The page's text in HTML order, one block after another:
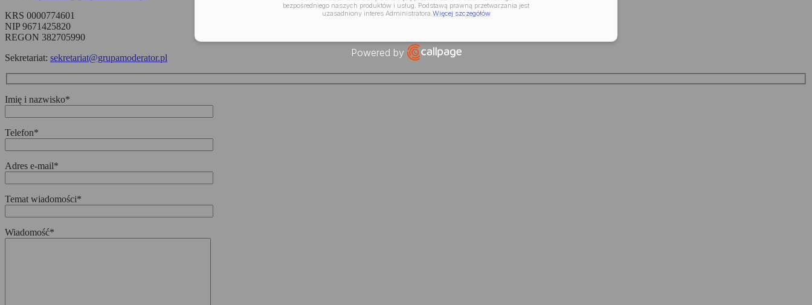
KRS 0000774601
NIP 9671425820
REGON 382705990
Sekretariat: sekretariat@grupamoderator.pl
Imię i nazwisko*
Telefon*
Adres e-mail*
Temat wiadomości*
Wiadomość*
bezpośredniego naszych produktów i usług. Podstawą prawną przetwarzania jest
uzasadniony interes Administratora.Więcej szczegółów
Powered by